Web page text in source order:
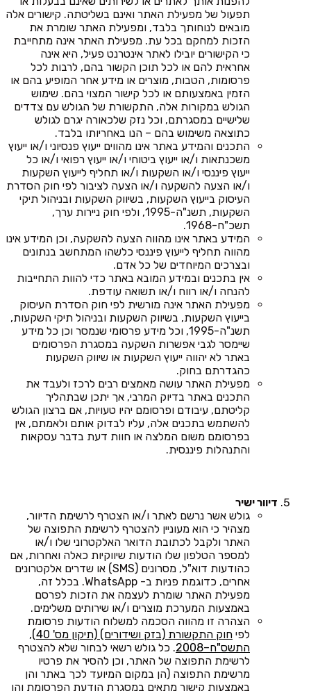
תפעול של מפעילת האתר ואינם בשליטתה. קישורים אלה
מובאים לנוחותך בלבד, ומפעילת האתר שומרת את
הזכות למחקם בכל עת. מפעילת האתר אינה מתחייבת
כי הקישורים יובילו לאתר אינטרנט פעיל, היא אינה
אחראית להם או לכל תוכן הקשור בהם, לרבות לכל
פרסומות, הטבות, מוצרים או מידע אחר המופיע בהם או
הזמין באמצעותם או לכל קישור המצוי בהם. שימוש
הגולש במקורות אלה, התקשורת של הגולש עם צדדים
שלישיים במסגרתם, וכל נזק שלכאורה יגרם לגולש
כתוצאה משימוש בהם – הנו באחריותו בלבד.
התכנים והמידע באתר אינו מהווים ייעוץ פנסיוני ו/או ייעוץ
משכנתאות ו/או ייעוץ ביטוחי ו/או ייעוץ רפואי ו/או כל
ייעוץ פיננסי ו/או השקעות ו/או תחליף לייעוץ השקעות
ו/או הצעה להשקעה ו/או הצעה לציבור לפי חוק הסדרת
העיסוק בייעוץ השקעות, בשיווק השקעות ובניהול תיקי
השקעות, תשנ"ה-1995, ולפי חוק ניירות ערך,
תשכ"ח-1968.
המידע באתר אינו מהווה הצעה להשקעה, וכן המידע אינו
מהווה תחליף לייעוץ פיננסי כלשהו המתחשב בנתונים
ובצרכים המיוחדים של כל אדם.
אין בתכנים ובמידע המובא באתר כדי להוות התחייבות
להנחה ו/או רווח ו/או תשואה עודפת.
מפעילת האתר אינה מורשית לפי חוק הסדרת העיסוק
בייעוץ השקעות, בשיווק השקעות ובניהול תיקי השקעות,
תשנ"ה-1995, וכל מידע פרסומי שנמסר וכן כל מידע
שיימסר לגבי אפשרות השקעה במסגרת הפרסומים
באתר לא יהווה ייעוץ השקעות או שיווק השקעות
כהגדרתם בחוק.
מפעילת האתר עושה מאמצים רבים לרכז ולעבד את
התכנים באתר בדיוק המרבי, אך יתכן שבתהליך
קליטתם, עיבודם ופרסומם יהיו טעויות, אם ברצון הגולש
להשתמש בתכנים אלה, עליו לבדוק אותם ולאמתם, אין
בפרסומם משום המלצה או חוות דעת בדבר עסקאות
והתנהלות פיננסית.
דיוור ישיר
גולש אשר נרשם לאתר ו/או הצטרף לרשימת הדיוור,
מצהיר כי הוא מעוניין להצטרף לרשימת התפוצה של
האתר ולקבל לכתובת הדואר האלקטרוני שלו ו/או
למספר הטלפון שלו הודעות שיווקיות כאלה ואחרות, אם
כהודעות דוא"ל, מסרונים (SMS) או שדרים אלקטרונים
אחרים, כדוגמת פניות ב- WhatsApp. בכלל זה,
מפעילת האתר שומרת לעצמה את הזכות לפרסם
באמצעות המערכת מוצרים ו/או שירותים משלימים.
הצהרה זו מהווה הסכמה למשלוח הודעות פרסומת
לפי
חוק התקשורת (בזק ושידורים) (תיקון מס' 40),
התשס"ח–2008
. כל גולש רשאי לבחור שלא להצטרף
לרשימת התפוצה של האתר, וכן להסיר את פרטיו
מרשימת התפוצה (הן במקום המיועד לכך באתר והן
באמצעות קישור מתאים במסגרת הודעת הפרסומת והן